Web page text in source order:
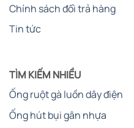
Chính sách đổi trả hàng
Tin tức
TÌM KIẾM NHIỀU
Ống ruột gà luồn dây điện
Ống hút bụi gân nhựa